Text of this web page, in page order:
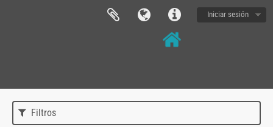
Iniciar sesión
Filtros